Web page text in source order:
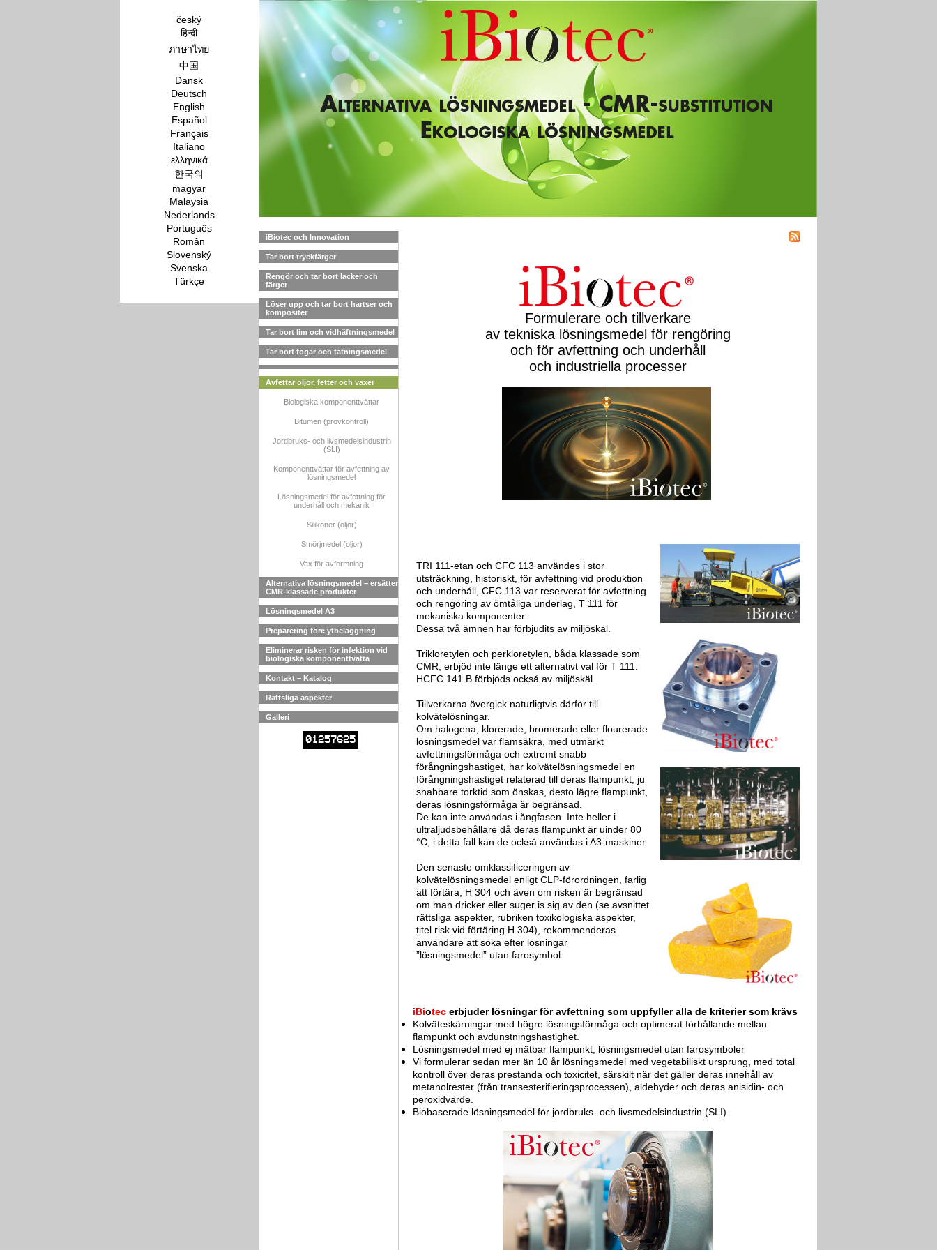
český
हिन्दी
ภาษาไทย
中国
Dansk
Deutsch
English
Español
Français
Italiano
ελληνικά
한국의
magyar
Malaysia
Nederlands
Português
Român
Slovenský
Svenska
Türkçe
iBiotec och Innovation
Tar bort tryckfärger
Rengör och tar bort lacker och
färger
Löser upp och tar bort hartser och
kompositer
Tar bort lim och vidhäftningsmedel
Tar bort fogar och tätningsmedel
Avfettar oljor, fetter och vaxer
Biologiska komponenttvättar
Bitumen (provkontroll)
Jordbruks- och livsmedelsindustrin
(SLI)
Komponenttvättar för avfettning av
lösningsmedel
Lösningsmedel för avfettning för
underhåll och mekanik
Silikoner (oljor)
Smörjmedel (oljor)
Vax för avformning
Alternativa lösningsmedel – ersätter
CMR-klassade produkter
Lösningsmedel A3
Preparering före ytbeläggning
Eliminerar risken för infektion vid
biologiska komponenttvätta
Kontakt – Katalog
Rättsliga aspekter
Galleri
01257625
Formulerare och tillverkare
av tekniska lösningsmedel för rengöring
och för avfettning och underhåll
och industriella processer
TRI 111-etan och CFC 113 användes i stor
utsträckning, historiskt, för avfettning vid produktion
och underhåll, CFC 113 var reserverat för avfettning
och rengöring av ömtåliga underlag, T 111 för
mekaniska komponenter.
Dessa två ämnen har förbjudits av miljöskäl.
Trikloretylen och perkloretylen, båda klassade som
CMR, erbjöd inte länge ett alternativt val för T 111.
HCFC 141 B förbjöds också av miljöskäl.
Tillverkarna övergick naturligtvis därför till
kolvätelösningar.
Om halogena, klorerade, bromerade eller flourerade
lösningsmedel var flamsäkra, med utmärkt
avfettningsförmåga och extremt snabb
förångningshastiget, har kolvätelösningsmedel en
förångningshastiget relaterad till deras flampunkt, ju
snabbare torktid som önskas, desto lägre flampunkt,
deras lösningsförmåga är begränsad.
De kan inte användas i ångfasen. Inte heller i
ultraljudsbehållare då deras flampunkt är uinder 80
°C, i detta fall kan de också användas i A3-maskiner.
Den senaste omklassificeringen av
kolvätelösningsmedel enligt CLP-förordningen, farlig
att förtära, H 304 och även om risken är begränsad
om man dricker eller suger is sig av den (se avsnittet
rättsliga aspekter, rubriken toxikologiska aspekter,
titel risk vid förtäring H 304), rekommenderas
användare att söka efter lösningar
”lösningsmedel” utan farosymbol.
iBiotec erbjuder lösningar för avfettning som uppfyller alla de kriterier som krävs
Kolväteskärningar med högre lösningsförmåga och optimerat förhållande mellan
flampunkt och avdunstningshastighet.
Lösningsmedel med ej mätbar flampunkt, lösningsmedel utan farosymboler
Vi formulerar sedan mer än 10 år lösningsmedel med vegetabiliskt ursprung, med total
kontroll över deras prestanda och toxicitet, särskilt när det gäller deras innehåll av
metanolrester (från transesterifieringsprocessen), aldehyder och deras anisidin- och
peroxidvärde.
Biobaserade lösningsmedel för jordbruks- och livsmedelsindustrin (SLI).